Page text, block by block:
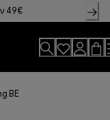
49€
BE